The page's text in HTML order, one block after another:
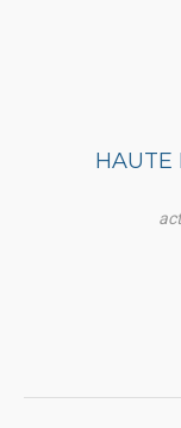
HAUTE